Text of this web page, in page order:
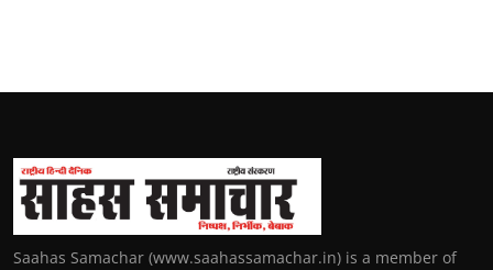
Saahas Samachar (www.saahassamachar.in) is a member of